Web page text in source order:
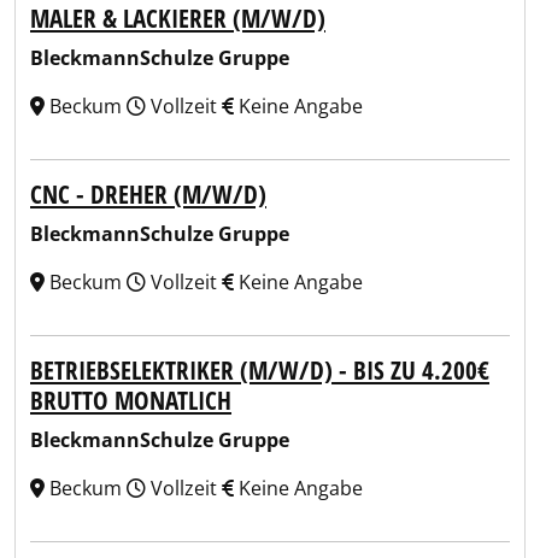
MALER & LACKIERER (M/W/D)
BleckmannSchulze Gruppe
Beckum
Vollzeit Keine Angabe
CNC - DREHER (M/W/D)
BleckmannSchulze Gruppe
Beckum
Vollzeit Keine Angabe
BETRIEBSELEKTRIKER (M/W/D) - BIS ZU 4.200€
BRUTTO MONATLICH
BleckmannSchulze Gruppe
Beckum
Vollzeit Keine Angabe